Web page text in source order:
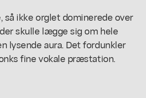
så ikke orglet dominerede over
skulle lægge sig om hele
lysende aura. Det fordunkler
fine vokale præstation.